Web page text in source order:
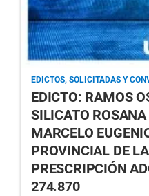
EDICTOS, SOLICITADAS Y
EDICTO: RAMOS
SILICATO
MARCELO
PROVINCIAL DE
PRESCRIPCIÓN
274.870